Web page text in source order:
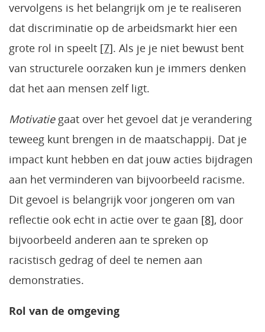
vervolgens is het belangrijk om je te realiseren
dat discriminatie op de arbeidsmarkt hier een
grote rol in speelt [7]. Als je je niet bewust bent
van structurele oorzaken kun je immers denken
dat het aan mensen zelf ligt.
Motivatiegaat over het gevoel dat je verandering
teweeg kunt brengen in de maatschappij. Dat je
impact kunt hebben en dat jouw acties bijdragen
aan het verminderen van bijvoorbeeld racisme.
Dit gevoel is belangrijk voor jongeren om van
reflectie ook echt in actie over te gaan [8], door
bijvoorbeeld anderen aan te spreken op
racistisch gedrag of deel te nemen aan
demonstraties.
Rol van de omgeving